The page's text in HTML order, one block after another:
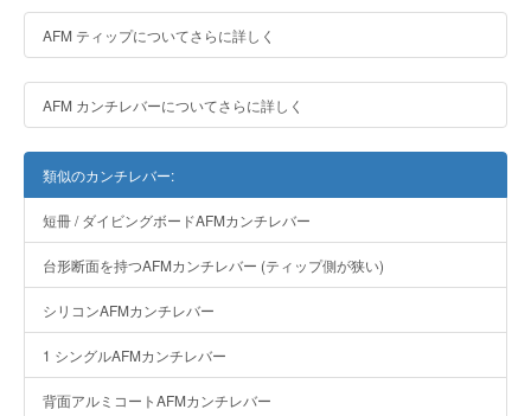
AFM ティップについてさらに詳しく
AFM カンチレバーについてさらに詳しく
類似のカンチレバー:
短冊 / ダイビングボードAFMカンチレバー
台形断面を持つAFMカンチレバー (ティップ側が狭い)
シリコンAFMカンチレバー
1 シングルAFMカンチレバー
背面アルミコートAFMカンチレバー